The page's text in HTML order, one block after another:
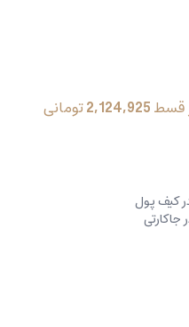
قسط2,124,925تومانی
کیف پول